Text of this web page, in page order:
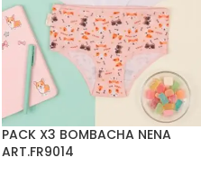
PACK X3 BOMBACHA NENA
ART.FR9014